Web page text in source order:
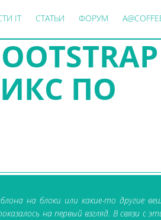
IT СТАТЬИ ФОРУМ
ПО
на блоки или какие-то другие
на первый взгляд. В связи с